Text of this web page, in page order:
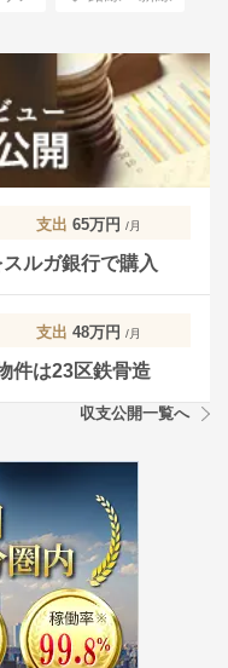
支出 65万円 /月
ルガ銀行で購入
支出 48万円 /月
件は23区鉄骨造
収支公開一覧へ